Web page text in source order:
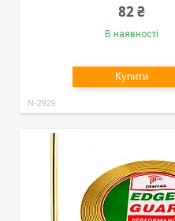
82 ₴
В наявності
Купити
N-2929